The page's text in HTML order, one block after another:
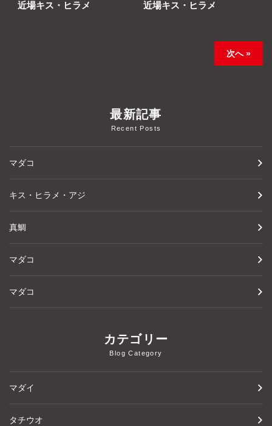
近場キス・ヒラメ 近場キス・ヒラメ
次へ »
最新記事
Recent Posts
マダコ
キス・ヒラメ・アジ
真鯛
マダコ
マダコ
カテゴリー
Blog Category
マダイ
タチウオ